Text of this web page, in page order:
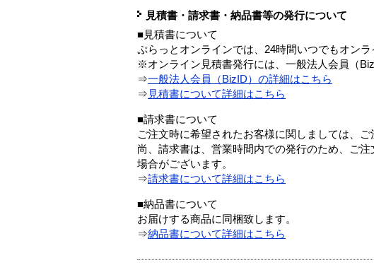
見積書・請求書・納品書等の発行について
■見積書について
ぷらっとオンラインでは、24時間いつでもオン
※オンライン見積書発行には、一般法人会員（
⇒一般法人会員（BizID）の詳細はこちら
⇒ 見積書について詳細はこちら
■請求書について
ご注文時に希望されたお客様に関しましては、ご
尚、請求書は、営業時間内での発行のため、ご
場合がございます。
⇒請求書について詳細はこちら
■納品書について
お届けする商品に同梱致します。
⇒納品書について詳細はこちら